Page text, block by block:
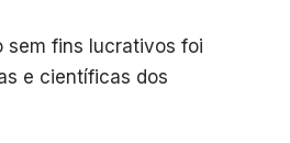
sem fins lucrativos foi
e científicas dos